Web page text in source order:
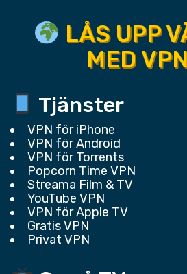
LÅS UPP
MED
Tjänster
VPN för iPhone
VPN för Android
VPN för Torrents
Popcorn Time VPN
Streama Film & TV
YouTube VPN
VPN för Apple TV
Gratis VPN
Privat VPN